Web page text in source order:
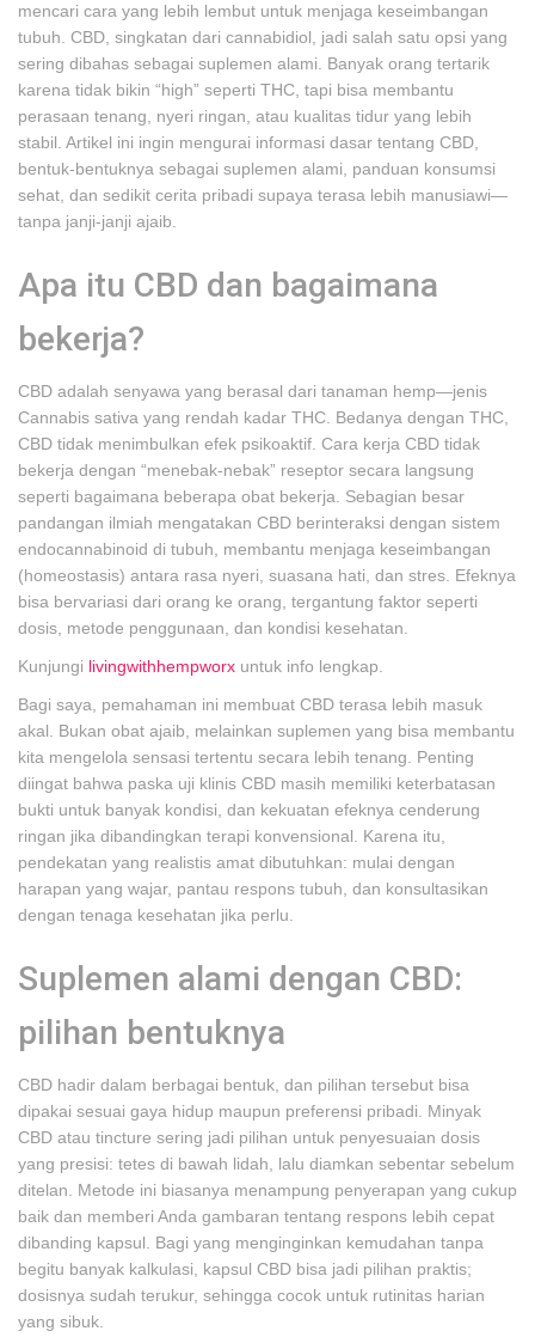
mencari cara yang lebih lembut untuk menjaga keseimbangan
tubuh. CBD, singkatan dari cannabidiol, jadi salah satu opsi yang
sering dibahas sebagai suplemen alami. Banyak orang tertarik
karena tidak bikin “high” seperti THC, tapi bisa membantu
perasaan tenang, nyeri ringan, atau kualitas tidur yang lebih
stabil. Artikel ini ingin mengurai informasi dasar tentang CBD,
bentuk-bentuknya sebagai suplemen alami, panduan konsumsi
sehat, dan sedikit cerita pribadi supaya terasa lebih manusiawi—
tanpa janji-janji ajaib.
Apa itu CBD dan bagaimana
bekerja?
CBD adalah senyawa yang berasal dari tanaman hemp—jenis
Cannabis sativa yang rendah kadar THC. Bedanya dengan THC,
CBD tidak menimbulkan efek psikoaktif. Cara kerja CBD tidak
bekerja dengan “menebak-nebak” reseptor secara langsung
seperti bagaimana beberapa obat bekerja. Sebagian besar
pandangan ilmiah mengatakan CBD berinteraksi dengan sistem
endocannabinoid di tubuh, membantu menjaga keseimbangan
(homeostasis) antara rasa nyeri, suasana hati, dan stres. Efeknya
bisa bervariasi dari orang ke orang, tergantung faktor seperti
dosis, metode penggunaan, dan kondisi kesehatan.
Kunjungi livingwithhempworx untuk info lengkap.
Bagi saya, pemahaman ini membuat CBD terasa lebih masuk
akal. Bukan obat ajaib, melainkan suplemen yang bisa membantu
kita mengelola sensasi tertentu secara lebih tenang. Penting
diingat bahwa paska uji klinis CBD masih memiliki keterbatasan
bukti untuk banyak kondisi, dan kekuatan efeknya cenderung
ringan jika dibandingkan terapi konvensional. Karena itu,
pendekatan yang realistis amat dibutuhkan: mulai dengan
harapan yang wajar, pantau respons tubuh, dan konsultasikan
dengan tenaga kesehatan jika perlu.
Suplemen alami dengan CBD:
pilihan bentuknya
CBD hadir dalam berbagai bentuk, dan pilihan tersebut bisa
dipakai sesuai gaya hidup maupun preferensi pribadi. Minyak
CBD atau tincture sering jadi pilihan untuk penyesuaian dosis
yang presisi: tetes di bawah lidah, lalu diamkan sebentar sebelum
ditelan. Metode ini biasanya menampung penyerapan yang cukup
baik dan memberi Anda gambaran tentang respons lebih cepat
dibanding kapsul. Bagi yang menginginkan kemudahan tanpa
begitu banyak kalkulasi, kapsul CBD bisa jadi pilihan praktis;
dosisnya sudah terukur, sehingga cocok untuk rutinitas harian
yang sibuk.